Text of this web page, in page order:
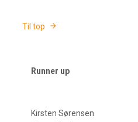
Til top
Runner up
Kirsten Sørensen